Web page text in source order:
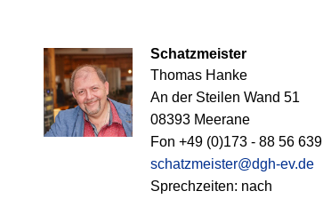
Schatzmeister
Thomas Hanke
An der Steilen Wand 51
08393 Meerane
Fon +49 (0)173 - 88 56 639
schatzmeister@dgh-ev.de
Sprechzeiten: nach